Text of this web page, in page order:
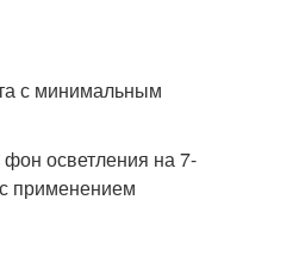
с минимальным
осветления на 7-
применением